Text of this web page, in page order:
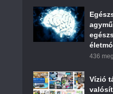
436
Vízió